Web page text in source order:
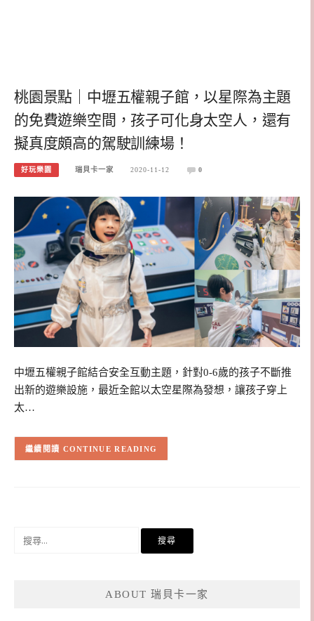
桃園景點｜中壢五權親子館，以星際為主題
的免費遊樂空間，孩子可化身太空人，還有
擬真度頗高的駕駛訓練場！
好玩樂園 瑞貝卡一家 2020-11-12 0
中壢五權親子館結合安全互動主題，針對0-6歲的孩子不斷推
出新的遊樂設施，最近全館以太空星際為發想，讓孩子穿上
太…
CONTINUE READING
ABOUT 瑞貝卡一家